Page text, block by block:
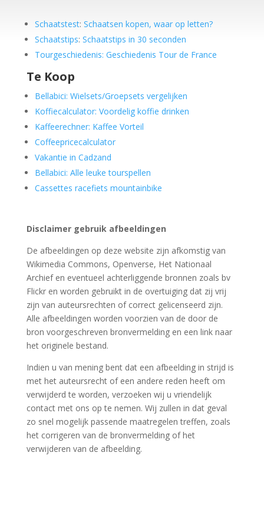
Schaatstest: Schaatsen kopen, waar op letten?
Schaatstips: Schaatstips in 30 seconden
Tourgeschiedenis: Geschiedenis Tour de France
Te Koop
Bellabici: Wielsets/Groepsets vergelijken
Koffiecalculator: Voordelig koffie drinken
Kaffeerechner: Kaffee Vorteil
Coffeepricecalculator
Vakantie in Cadzand
Bellabici: Alle leuke tourspellen
Cassettes racefiets mountainbike
Disclaimer gebruik afbeeldingen
De afbeeldingen op deze website zijn afkomstig van
Wikimedia Commons, Openverse, Het Nationaal
Archief en eventueel achterliggende bronnen zoals bv
Flickr en worden gebruikt in de overtuiging dat zij vrij
zijn van auteursrechten of correct gelicenseerd zijn.
Alle afbeeldingen worden voorzien van de door de
bron voorgeschreven bronvermelding en een link naar
het originele bestand.
Indien u van mening bent dat een afbeelding in strijd is
met het auteursrecht of een andere reden heeft om
verwijderd te worden, verzoeken wij u vriendelijk
contact met ons op te nemen. Wij zullen in dat geval
zo snel mogelijk passende maatregelen treffen, zoals
het corrigeren van de bronvermelding of het
verwijderen van de afbeelding.